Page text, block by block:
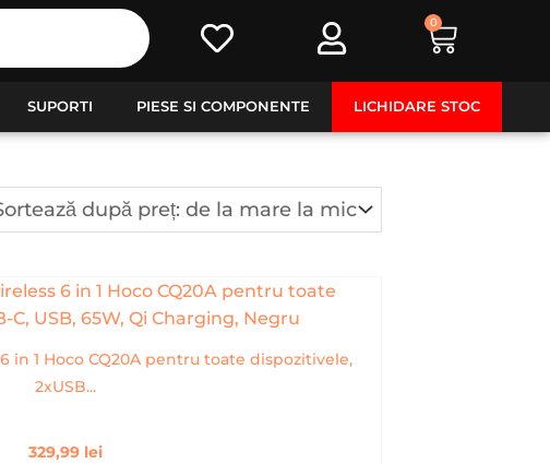
0
Cart
SUPORTI PIESE SI COMPONENTE LICHIDARE STOC
in 1 Hoco CQ20A pentru toate dispozitivele,
2xUSB...
329,99 lei